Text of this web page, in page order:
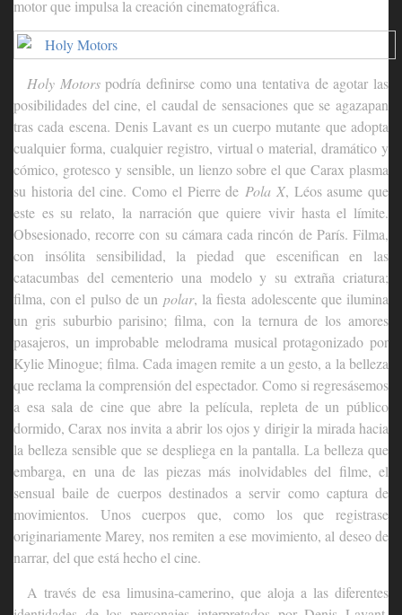
motor que impulsa la creación cinematográfica.
Holy Motorspodría definirse como una tentativa de agotar las
posibilidades del cine, el caudal de sensaciones que se agazapan
tras cada escena. Denis Lavant es un cuerpo mutante que adopta
cualquier forma, cualquier registro, virtual o material, dramático y
cómico, grotesco y sensible, un lienzo sobre el que Carax plasma
su historia del cine. Como el Pierre de Pola X, Léos asume que
este es su relato, la narración que quiere vivir hasta el límite.
Obsesionado, recorre con su cámara cada rincón de París. Filma,
con insólita sensibilidad, la piedad que escenifican en las
catacumbas del cementerio una modelo y su extraña criatura;
filma, con el pulso de unpolar, la fiesta adolescente que ilumina
un gris suburbio parisino; filma, con la ternura de los amores
pasajeros, un improbable melodrama musical protagonizado por
Kylie Minogue; filma. Cada imagen remite a un gesto, a la belleza
que reclama la comprensión del espectador. Como si regresásemos
a esa sala de cine que abre la película, repleta de un público
dormido, Carax nos invita a abrir los ojos y dirigir la mirada hacia
la belleza sensible que se despliega en la pantalla. La belleza que
embarga, en una de las piezas más inolvidables del filme, el
sensual baile de cuerpos destinados a servir como captura de
movimientos. Unos cuerpos que, como los que registrase
originariamente Marey, nos remiten a ese movimiento, al deseo de
narrar, del que está hecho el cine.
A través de esa limusina-camerino, que aloja a las diferentes